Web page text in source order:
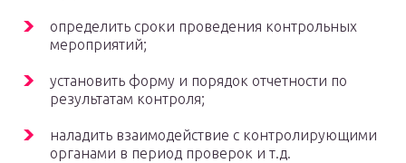
определить сроки проведения контрольных
мероприятий;
установить форму и порядок отчетности по
результатам контроля;
наладить взаимодействие с контролирующими
органами в период проверок и т.д.